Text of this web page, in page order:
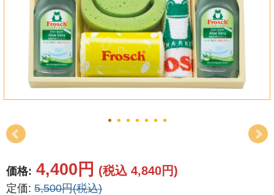
初盆・新盆
プレゼント
カタログ
価格: 4,400円 (税込 4,840円)
定価: 5,500円(税込)